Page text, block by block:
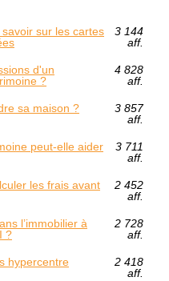
sur les cartes
3 144
aff.
d'un
?
4 828
aff.
sa maison ?
3 857
aff.
peut-elle aider
3 711
aff.
les frais avant
2 452
aff.
l’immobilier à
?
2 728
aff.
hypercentre
2 418
aff.